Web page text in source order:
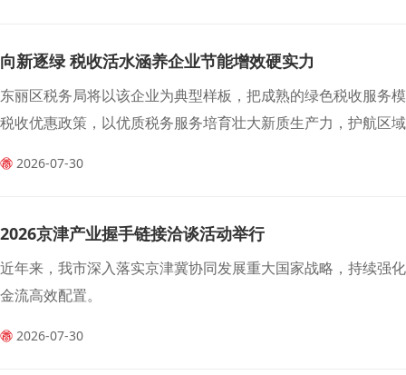
向新逐绿 税收活水涵养企业节能增效硬实力
东丽区税务局将以该企业为典型样板，把成熟的绿色税收服务
税收优惠政策，以优质税务服务培育壮大新质生产力，护航区
2026-07-30
2026京津产业握手链接洽谈活动举行
近年来，我市深入落实京津冀协同发展重大国家战略，持续强
金流高效配置。
2026-07-30